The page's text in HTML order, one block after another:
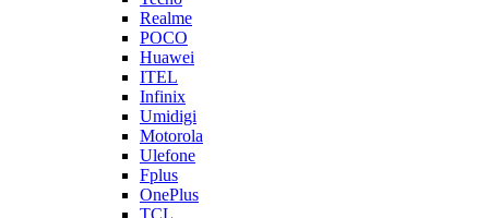
Realme
POCO
Huawei
ITEL
Infinix
Umidigi
Motorola
Ulefone
Fplus
OnePlus
TCL